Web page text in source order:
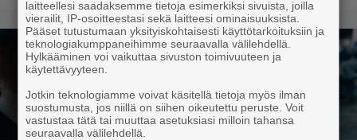
laitteellesi saadaksemme tietoja esimerkiksi sivuista, joilla
vierailit, IP-osoitteestasi sekä laitteesi ominaisuuksista.
Pääset tutustumaan yksityiskohtaisesti käyttötarkoituksiin ja
teknologiakumppaneihimme seuraavalla välilehdellä.
Hylkääminen voi vaikuttaa sivuston toimivuuteen ja
käytettävyyteen.
Jotkin teknologiamme voivat käsitellä tietoja myös ilman
suostumusta, jos niillä on siihen oikeutettu peruste. Voit
vastustaa tätä tai muuttaa asetuksiasi milloin tahansa
seuraavalla välilehdellä.